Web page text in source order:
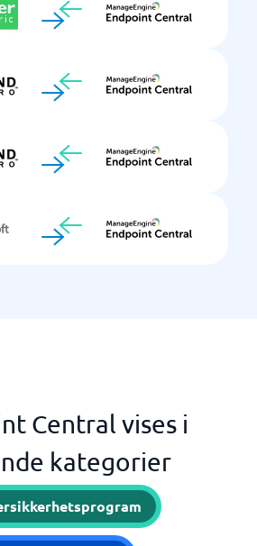
Central vises i
kategorier